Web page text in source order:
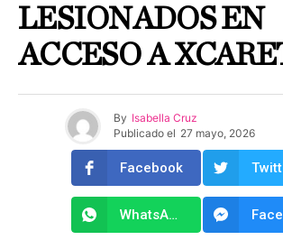
LESIONADOS EN
ACCESO A
By Isabella Cruz
Publicado el 27 mayo, 2026
Facebook
WhatsApp